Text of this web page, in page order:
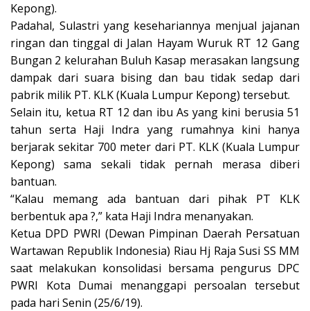
Kepong).
Padahal, Sulastri yang kesehariannya menjual jajanan
ringan dan tinggal di Jalan Hayam Wuruk RT 12 Gang
Bungan 2 kelurahan Buluh Kasap merasakan langsung
dampak dari suara bising dan bau tidak sedap dari
pabrik milik PT. KLK (Kuala Lumpur Kepong) tersebut.
Selain itu, ketua RT 12 dan ibu As yang kini berusia 51
tahun serta Haji Indra yang rumahnya kini hanya
berjarak sekitar 700 meter dari PT. KLK (Kuala Lumpur
Kepong) sama sekali tidak pernah merasa diberi
bantuan.
“Kalau memang ada bantuan dari pihak PT KLK
berbentuk apa ?,” kata Haji Indra menanyakan.
Ketua DPD PWRI (Dewan Pimpinan Daerah Persatuan
Wartawan Republik Indonesia) Riau Hj Raja Susi SS MM
saat melakukan konsolidasi bersama pengurus DPC
PWRI Kota Dumai menanggapi persoalan tersebut
pada hari Senin (25/6/19).